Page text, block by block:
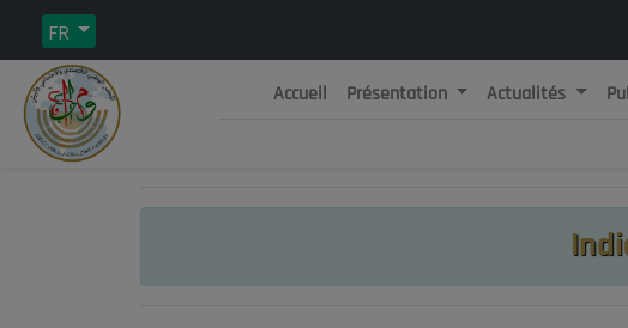
FR
République
Accueil Présentation Actualités